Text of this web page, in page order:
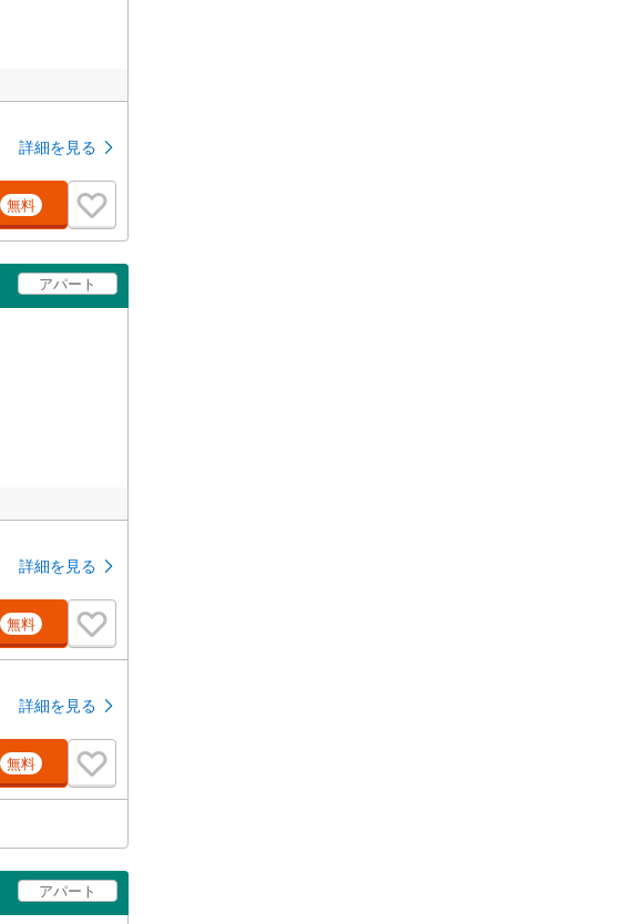
詳細を見る
無料
アパート
詳細を見る
無料
詳細を見る
無料
アパート